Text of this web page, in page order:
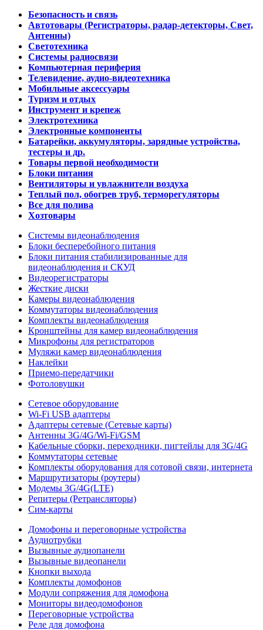
Безопасность и связь
Автотовары (Регистраторы, радар-детекторы, Свет,
Антенны)
Светотехника
Системы радиосвязи
Компьютерная периферия
Телевидение, аудио-видеотехника
Мобильные аксессуары
Туризм и отдых
Инструмент и крепеж
Электротехника
Электронные компоненты
Батарейки, аккумуляторы, зарядные устройства,
тестеры и др.
Товары первой необходимости
Блоки питания
Вентиляторы и увлажнители воздуха
Теплый пол, обогрев труб, терморегуляторы
Все для полива
Хозтовары
Системы видеонаблюдения
Блоки бесперебойного питания
Блоки питания стабилизированные для
видеонаблюдения и СКУД
Видеорегистраторы
Жесткие диски
Камеры видеонаблюдения
Коммутаторы видеонаблюдения
Комплекты видеонаблюдения
Кронштейны для камер видеонаблюдения
Микрофоны для регистраторов
Муляжи камер видеонаблюдения
Наклейки
Приемо-передатчики
Фотоловушки
Сетевое оборудование
Wi-Fi USB адаптеры
Адаптеры сетевые (Сетевые карты)
Антенны 3G/4G/Wi-Fi/GSM
Кабельные сборки, переходники, пигтейлы для 3G/4G
Коммутаторы сетевые
Комплекты оборудования для сотовой связи, интернета
Маршрутизаторы (роутеры)
Модемы 3G/4G(LTE)
Репитеры (Ретрансляторы)
Сим-карты
Домофоны и переговорные устройства
Аудиотрубки
Вызывные аудиопанели
Вызывные видеопанели
Кнопки выхода
Комплекты домофонов
Модули сопряжения для домофона
Мониторы видеодомофонов
Переговорные устройства
Реле для домофона